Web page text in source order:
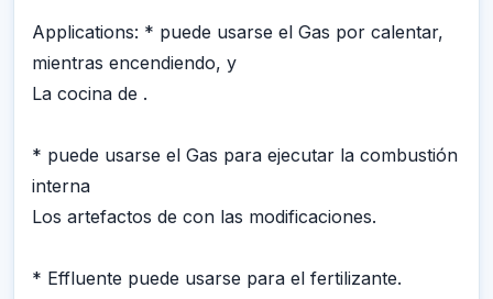
Applications: * puede usarse el Gas por calentar,
mientras encendiendo, y
La cocina de .
* puede usarse el Gas para ejecutar la combustión
interna
Los artefactos de con las modificaciones.
* Effluente puede usarse para el fertilizante.